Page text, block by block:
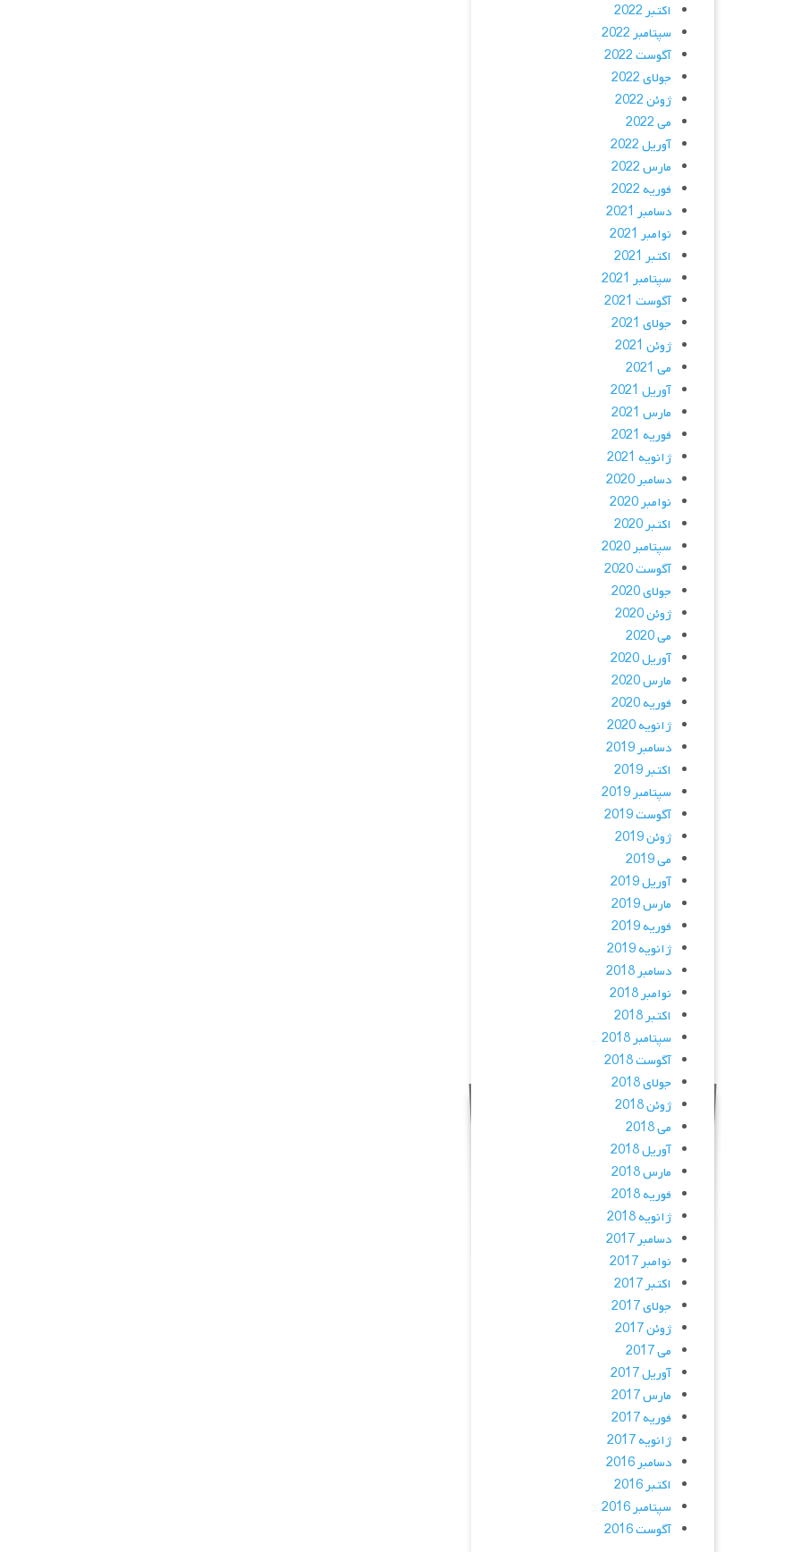
اکتبر 2022
سپتامبر 2022
آگوست 2022
جولای 2022
ژوئن 2022
می 2022
آوریل 2022
مارس 2022
فوریه 2022
دسامبر 2021
نوامبر 2021
اکتبر 2021
سپتامبر 2021
آگوست 2021
جولای 2021
ژوئن 2021
می 2021
آوریل 2021
مارس 2021
فوریه 2021
ژانویه 2021
دسامبر 2020
نوامبر 2020
اکتبر 2020
سپتامبر 2020
آگوست 2020
جولای 2020
ژوئن 2020
می 2020
آوریل 2020
مارس 2020
فوریه 2020
ژانویه 2020
دسامبر 2019
اکتبر 2019
سپتامبر 2019
آگوست 2019
ژوئن 2019
می 2019
آوریل 2019
مارس 2019
فوریه 2019
ژانویه 2019
دسامبر 2018
نوامبر 2018
اکتبر 2018
سپتامبر 2018
آگوست 2018
جولای 2018
ژوئن 2018
می 2018
آوریل 2018
مارس 2018
فوریه 2018
ژانویه 2018
دسامبر 2017
نوامبر 2017
اکتبر 2017
جولای 2017
ژوئن 2017
می 2017
آوریل 2017
مارس 2017
فوریه 2017
ژانویه 2017
دسامبر 2016
اکتبر 2016
سپتامبر 2016
آگوست 2016